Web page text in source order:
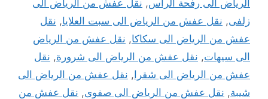
الرياض الى رفحة الرأس, نقل عفش من الرياض الى
زلفى, نقل عفش من الرياض الى سبت العلايا, نقل
عفش من الرياض الى سكاكا, نقل عفش من الرياض
الى سيهات, نقل عفش من الرياض الى شرورة, نقل
عفش من الرياض الى شقرا, نقل عفش من الرياض الى
شيبة, نقل عفش من الرياض الى صفوى, نقل عفش من